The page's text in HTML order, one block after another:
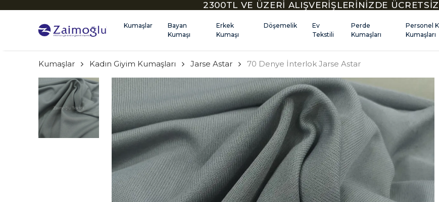
2300TL VE ÜZERİ ALIŞVERİŞLERİNİZDE
Kumaşlar
Bayan
Kumaşı
Erkek
Kumaşı
Döşemelik
Ev
Tekstili
Perde
Kumaşları
Personel
Kumaşları
Kumaşlar Kadın Giyim Kumaşları Jarse Astar 70 Denye İnterlok Jarse Astar